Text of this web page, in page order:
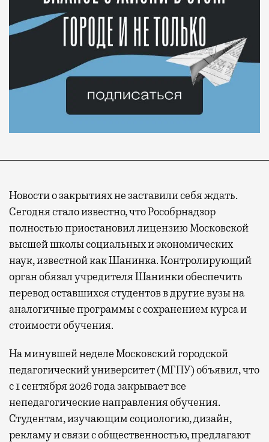
Новости о закрытиях не заставили себя ждать.
Сегодня стало известно, что Рособрнадзор
полностью приостановил лицензию Московской
высшей школы социальных и экономических
наук, известной как Шанинка. Контролирующий
орган обязал учредителя Шанинки обеспечить
перевод оставшихся студентов в другие вузы на
аналогичные программы с сохранением курса и
стоимости обучения.
На минувшей неделе Московский городской
педагогический университет (МГПУ) объявил, что
с 1 сентября 2026 года закрывает все
непедагогические направления обучения.
Студентам, изучающим социологию, дизайн,
рекламу и связи с общественностью, предлагают